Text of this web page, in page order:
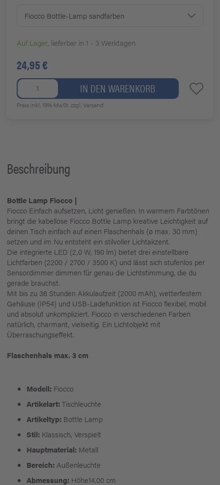
Fiocco Bottle-Lamp sandfarben
Auf Lager, lieferbar in 1 - 3 Werktagen
24,95 €
IN DEN WARENKORB
Preis inkl. 19% MwSt.zzgl. Versand
Beschreibung
Bottle Lamp Fiocco |
Fiocco Einfach aufsetzen, Licht genießen. In warmem Farbtönen
bringt die kabellose Fiocco Bottle Lamp kreative Leichtigkeit auf
deinen Tisch einfach auf einen Flaschenhals (ø max. 30 mm)
setzen und im Nu entsteht ein stilvoller Lichtakzent.
Die integrierte LED (2,0 W, 190 lm) bietet drei einstellbare
Lichtfarben (2200 / 2700 / 3500 K) und lässt sich stufenlos per
Sensordimmer dimmen für genau die Lichtstimmung, die du
gerade brauchst.
Mit bis zu 36 Stunden Akkulaufzeit (2000 mAh), wetterfestem
Gehäuse (IP54) und USB-Ladefunktion ist Fiocco flexibel, mobil
und absolut unkompliziert. Fiocco in verschiedenen Farben
natürlich, charmant, vielseitig. Ein Lichtobjekt mit
Überraschungseffekt.
Flaschenhals max. 3 cm
Modell: Fiocco
Artikelart: Tischleuchte
Artikeltyp: Bottle Lamp
Stil: Klassisch, Verspielt
Hauptmaterial: Metall
Bereich: Außenleuchte
Abmessung: Höhe14,00 cm